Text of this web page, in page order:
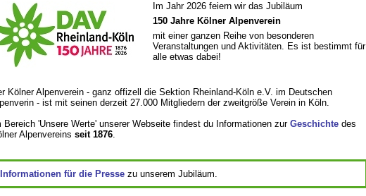
Im Jahr 2026 feiern wir das Jubiläum
150 Jahre Kölner Alpenverein
mit einer ganzen Reihe von besonderen
Veranstaltungen und Aktivitäten. Es ist bestimmt für
alle etwas dabei!
Kölner Alpenverein - ganz offizell die Sektion Rheinland-Köln e.V. im Deutschen
- ist mit seinen derzeit 27.000 Mitgliedern der zweitgröße Verein in Köln.
Bereich 'Unsere Werte' unserer Webseite findest du Informationen zur Geschichtedes
Alpenvereins seit 1876.
Informationen für die Pressezu unserem Jubiläum.